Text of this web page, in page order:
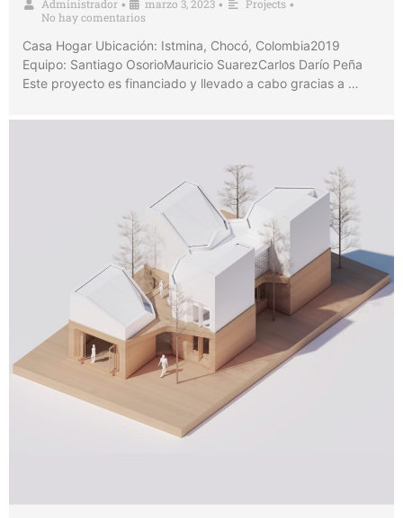
Administrador • marzo 3, 2023 • Projects •
No hay comentarios
Casa Hogar Ubicación: Istmina, Chocó, Colombia2019
Equipo: Santiago OsorioMauricio SuarezCarlos Darío Peña
Este proyecto es financiado y llevado a cabo gracias a …